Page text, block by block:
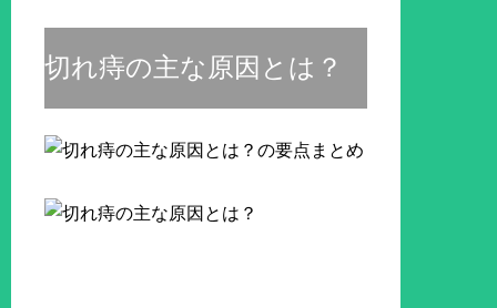
切れ痔の主な原因とは？